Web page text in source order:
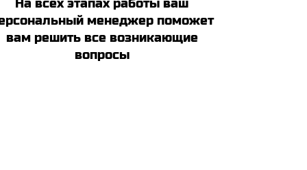
На всех этапах работы ваш
менеджер поможет
вам решить все возникающие
вопросы